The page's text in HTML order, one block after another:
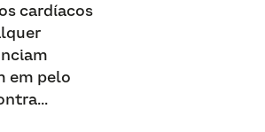
cardíacos
em pelo